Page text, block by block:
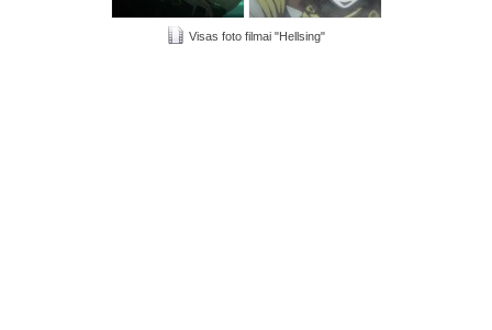
Visas foto filmai "Hellsing"